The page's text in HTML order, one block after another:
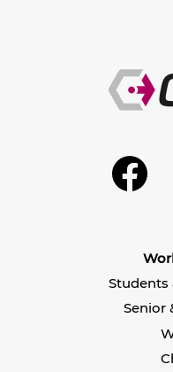
O
p
e
e
w
Students
Senior